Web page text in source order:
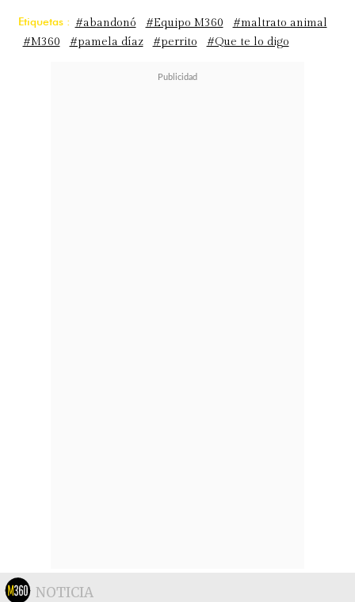
Etiquetas : #abandonó #Equipo M360
#maltrato animal
#M360
#pamela díaz #perrito #Que te lo digo
NOTICIA